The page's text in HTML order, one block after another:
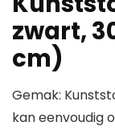
zwart,
cm)
Gemak:
kan eenvoudig